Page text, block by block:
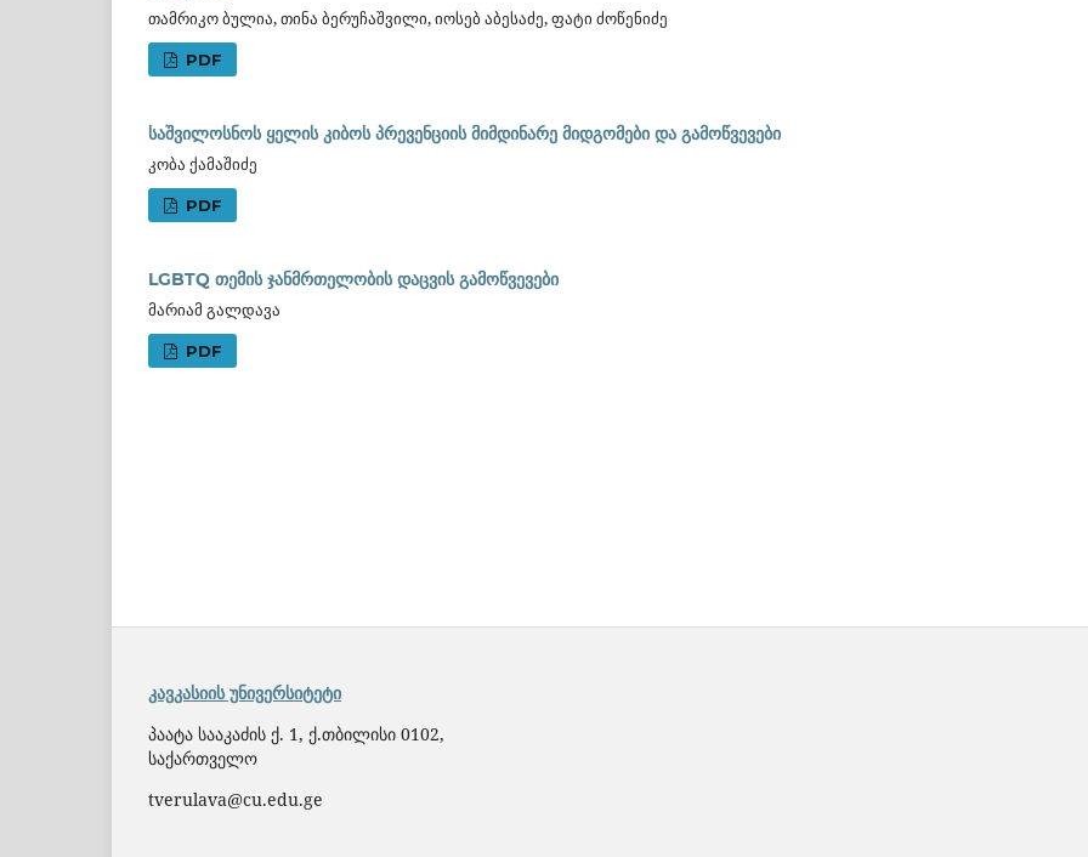
თამრიკო ბულია, თინა ბერუჩაშვილი, იოსებ აბესაძე, ფატი ძოწენიძე
PDF
საშვილოსნოს ყელის კიბოს პრევენციის მიმდინარე მიდგომები და გამოწვევები
კობა ქამაშიძე
PDF
LGBTQ თემის ჯანმრთელობის დაცვის გამოწვევები
მარიამ გალდავა
PDF
კავკასიის უნივერსიტეტი
პაატა სააკაძის ქ. 1, ქ.თბილისი 0102,
საქართველო
tverulava@cu.edu.ge